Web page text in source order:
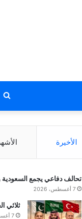
الأخيرة
تحالف دفاعي يجمع السعودية
7 أغسطس، 2026
ثلاثي
7 أغسطس، 2026